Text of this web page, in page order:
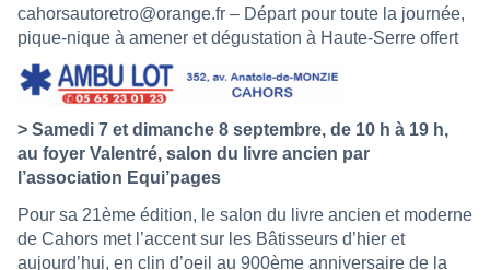
cahorsautoretro@orange.fr – Départ pour toute la journée,
pique-nique à amener et dégustation à Haute-Serre offert
> Samedi 7 et dimanche 8 septembre, de 10 h à 19 h,
au foyer Valentré, salon du livre ancien par
l’association Equi’pages
Pour sa 21ème édition, le salon du livre ancien et moderne
de Cahors met l’accent sur les Bâtisseurs d’hier et
aujourd’hui, en clin d’oeil au 900ème anniversaire de la